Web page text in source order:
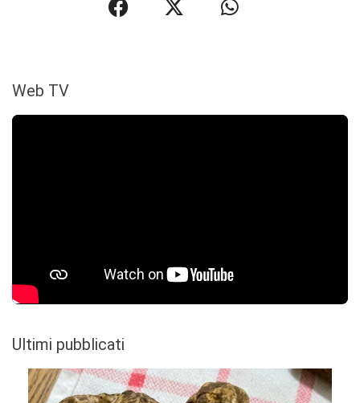
Web TV
Ultimi pubblicati